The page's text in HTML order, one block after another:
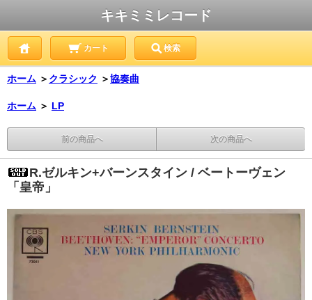
キキミミレコード
カート 検索
ホーム ＞ クラシック ＞協奏曲
ホーム ＞ LP
前の商品へ 次の商品へ
R.ゼルキン+バーンスタイン / ベートーヴェン
「皇帝」